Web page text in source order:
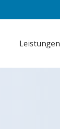
Leistungen